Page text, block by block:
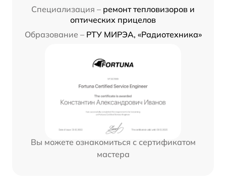
Специализация – ремонт тепловизоров и
оптических прицелов
Образование – РТУ МИРЭА, «Радиотехника»
Вы можете ознакомиться с сертификатом
мастера